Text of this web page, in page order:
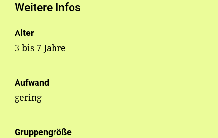
Weitere Infos
Alter
3 bis 7 Jahre
Aufwand
gering
Gruppengröße